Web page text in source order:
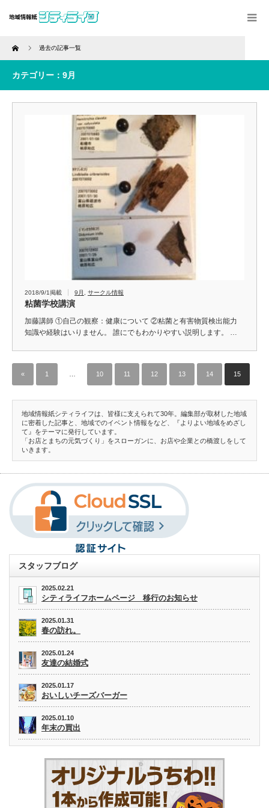
Home 過去の記事一覧
カテゴリー：9月
2018/9/1掲載 9月 サークル情報
粘菌学校講演
加藤講師 ①自己の観察：健康について ②粘菌と有害物質検出能力
知識や経験はいりません。 誰にでもわかりやすい説明します。 …
« 1 10 11 12 13 14 15
地域情報紙シティライフは、皆様に支えられて30年。編集部が取材した地域
に密着した記事と、地域でのイベント情報をなど、『よりよい地域をめざし
て』をテーマに発行しています。
「お店とまちの元気づくり」をスローガンに、お店や企業との橋渡しをして
いきます。
スタッフブログ
2025.02.21
シティライフホームページ 移行のお知らせ
2025.01.31
春の訪れ。
2025.01.24
友達の結婚式
2025.01.17
おいしいチーズバーガー
2025.01.10
年末の買出